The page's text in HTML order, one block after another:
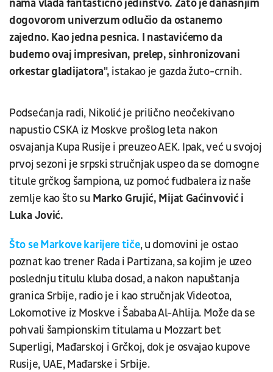
nama vlada fantastično jedinstvo. Zato je današnjim
dogovorom univerzum odlučio da ostanemo
zajedno. Kao jedna pesnica. I nastavićemo da
budemo ovaj impresivan, prelep, sinhronizovani
orkestar gladijatora", istakao je gazda žuto-crnih.
Podsećanja radi, Nikolić je prilično neočekivano
napustio CSKA iz Moskve prošlog leta nakon
osvajanja Kupa Rusije i preuzeo AEK. Ipak, već u svojoj
prvoj sezoni je srpski stručnjak uspeo da se domogne
titule grčkog šampiona, uz pomoć fudbalera iz naše
zemlje kao što su Marko Grujić, Mijat Gaćinvović i
Luka Jović.
Što se Markove karijere tiče, u domovini je ostao
poznat kao trener Rada i Partizana, sa kojim je uzeo
poslednju titulu kluba dosad, a nakon napuštanja
granica Srbije, radio je i kao stručnjak Videotoa,
Lokomotive iz Moskve i Šababa Al-Ahlija. Može da se
pohvali šampionskim titulama u Mozzart bet
Superligi, Mađarskoj i Grčkoj, dok je osvajao kupove
Rusije, UAE, Mađarske i Srbije.